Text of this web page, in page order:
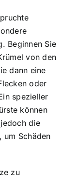
Beginnen Sie
von den
dann eine
oder
spezieller
können
die
um Schäden
zu